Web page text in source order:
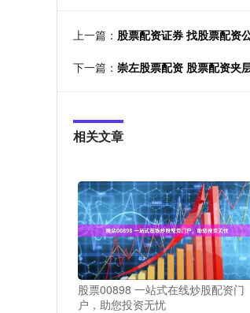
上一篇： 股票配资证券 找股票配资
下一篇： 崇左股票配资 股票配资夹
相关文章
股票00898 一站式在线炒股配资门
户，助您投资无忧